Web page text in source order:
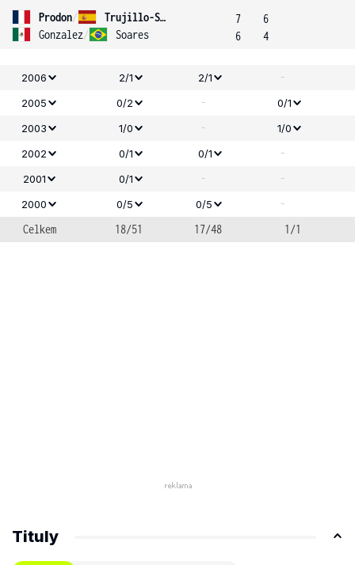
Prodon/
Trujillo-Soler
Gonzalez/ Soares
7
6
6
4
2006 2/1 2/1 -
2005 0/2 -
0/1
2003
1/0 -
1/0
2002
0/1 0/1 -
2001 0/1 - -
2000 0/5 0/5
-
Celkem
18/51 17/48 1/1
Tituly